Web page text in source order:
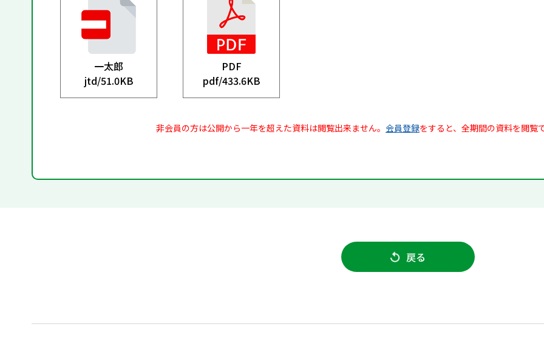
一太郎
jtd/51.0KB
PDF
pdf/433.6KB
非会員の方は公開から一年を超えた資料は閲覧出来ません。 会員登録をすると、全期間の資料を閲覧
戻る